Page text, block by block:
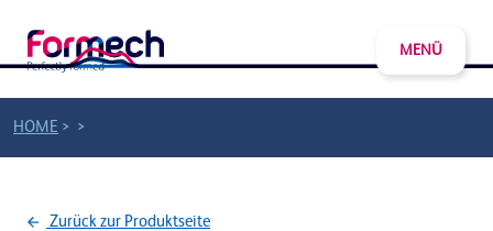
MENÜ
HOME > >
Zurück zur Produktseite